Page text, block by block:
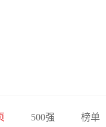
500强 榜单